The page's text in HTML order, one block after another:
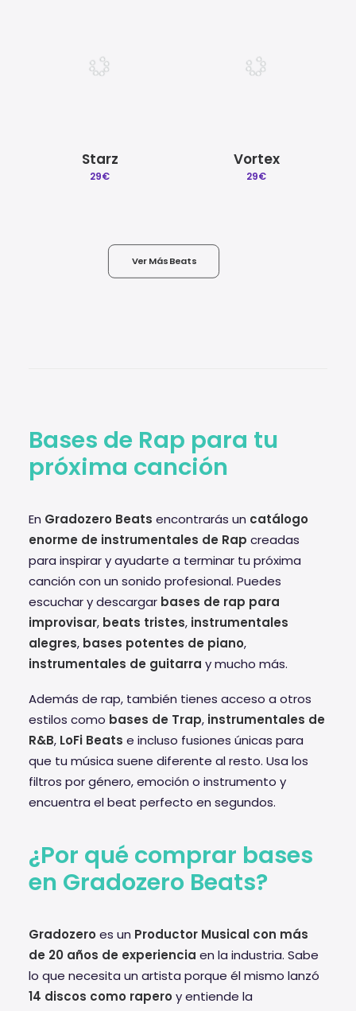
Starz
29€
Vortex
29€
Ver Más Beats
Bases de Rap para tu
próxima canción
En Gradozero Beats encontrarás un catálogo
enorme de instrumentales de Rap creadas
para inspirar y ayudarte a terminar tu próxima
canción con un sonido profesional. Puedes
escuchar y descargar bases de rap para
improvisar, beats tristes, instrumentales
alegres, bases potentes de piano,
instrumentales de guitarra y mucho más.
Además de rap, también tienes acceso a otros
estilos como bases de Trap, instrumentales de
R&B, LoFi Beats e incluso fusiones únicas para
que tu música suene diferente al resto. Usa los
filtros por género, emoción o instrumento y
encuentra el beat perfecto en segundos.
¿Por qué comprar bases
en Gradozero Beats?
Gradozero es un Productor Musical con más
de 20 años de experiencia en la industria. Sabe
lo que necesita un artista porque él mismo lanzó
14 discos como rapero y entiende la